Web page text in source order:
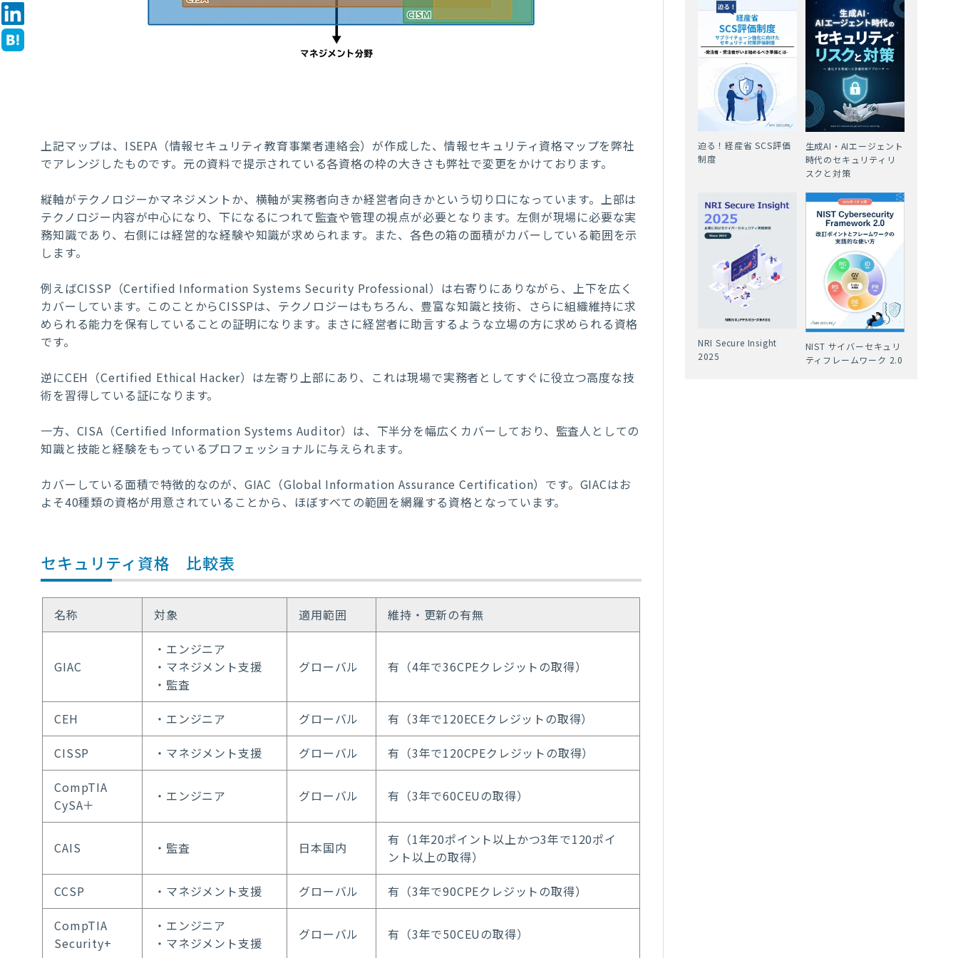
上記マップは、ISEPA（情報セキュリティ教育事業者連絡会）が作成した、情報セキュリティ資格マップを弊社
でアレンジしたものです。元の資料で提示されている各資格の枠の大きさも弊社で変更をかけております。
縦軸がテクノロジーかマネジメントか、横軸が実務者向きか経営者向きかという切り口になっています。上部は
テクノロジー内容が中心になり、下になるにつれて監査や管理の視点が必要となります。左側が現場に必要な実
務知識であり、右側には経営的な経験や知識が求められます。また、各色の箱の面積がカバーしている範囲を示
します。
例えばCISSP（Certified Information Systems Security Professional）は右寄りにありながら、上下を広く
カバーしています。このことからCISSPは、テクノロジーはもちろん、豊富な知識と技術、さらに組織維持に求
められる能力を保有していることの証明になります。まさに経営者に助言するような立場の方に求められる資格
です。
逆にCEH（Certified Ethical Hacker）は左寄り上部にあり、これは現場で実務者としてすぐに役立つ高度な技
術を習得している証になります。
一方、CISA（Certified Information Systems Auditor）は、下半分を幅広くカバーしており、監査人としての
知識と技能と経験をもっているプロフェッショナルに与えられます。
カバーしている面積で特徴的なのが、GIAC（Global Information Assurance Certification）です。GIACはお
よそ40種類の資格が用意されていることから、ほぼすべての範囲を網羅する資格となっています。
セキュリティ資格 比較表
名称 対象 適用範囲 維持・更新の有無
GIAC
・エンジニア
・マネジメント支援
・監査
グローバル 有（4年で36CPEクレジットの取得）
CEH ・エンジニア グローバル
有（3年で120ECEクレジットの取得）
CISSP
・マネジメント支援 グローバル
有（3年で120CPEクレジットの取得）
CompTIA
CySA＋
・エンジニア グローバル 有（3年で60CEUの取得）
CAIS ・監査 日本国内
有（1年20ポイント以上かつ3年で120ポイ
ント以上の取得）
CCSP
・マネジメント支援 グローバル
有（3年で90CPEクレジットの取得）
CompTIA
Security+
・エンジニア
・マネジメント支援
グローバル 有（3年で50CEUの取得）
迫る！経産省 SCS評価
制度
生成AI・AIエージェント
時代のセキュリティリ
スクと対策
NRI Secure Insight
2025
NIST サイバーセキュリ
ティフレームワーク 2.0